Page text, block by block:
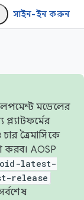
সাইন-ইন করুন
মডেলের
ত্রৈমাসিকে
করব। AOSP
latest-
release